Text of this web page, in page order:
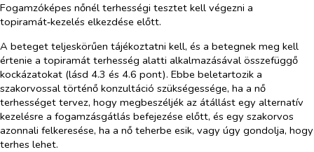
Fogamzóképes nőnél terhességi tesztet kell végezni a
topiramát‑kezelés elkezdése előtt.
A beteget teljeskörűen tájékoztatni kell, és a betegnek meg kell
értenie a topiramát terhesség alatti alkalmazásával összefüggő
kockázatokat (lásd 4.3 és 4.6 pont). Ebbe beletartozik a
szakorvossal történő konzultáció szükségessége, ha a nő
terhességet tervez, hogy megbeszéljék az átállást egy alternatív
kezelésre a fogamzásgátlás befejezése előtt, és egy szakorvos
azonnali felkeresése, ha a nő teherbe esik, vagy úgy gondolja, hogy
terhes lehet.